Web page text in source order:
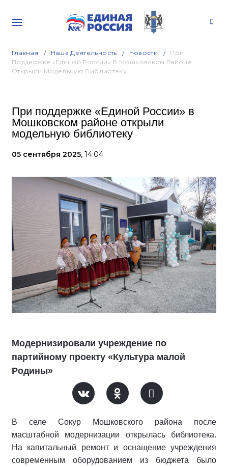
Главная Наша Деятельность Новости
При
Поддержке «Единой России» В Мошковском Районе
Открыли Модельную Библиотеку
При поддержке «Единой России» в
Мошковском районе открыли
модельную библиотеку
05 сентября 2025, 14:04
Модернизировали учреждение по
партийному проекту «Культура малой
Родины»
В селе Сокур Мошковского района после
масштабной модернизации открылась библиотека.
На капитальный ремонт и оснащение учреждения
современным оборудованием из бюджета было